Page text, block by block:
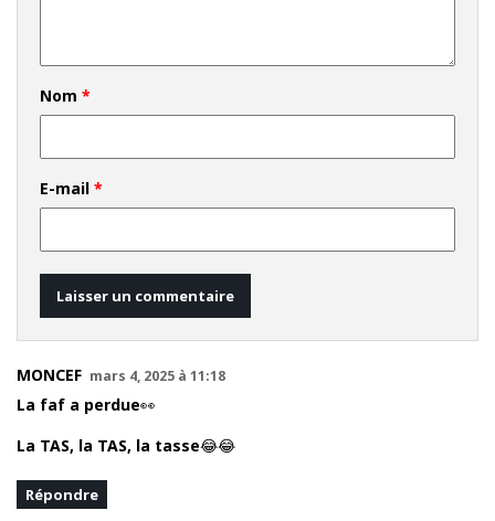
Nom *
E-mail *
MONCEF mars 4, 2025 à 11:18
La faf a perdue👀
La TAS, la TAS, la tasse😂😂
Répondre